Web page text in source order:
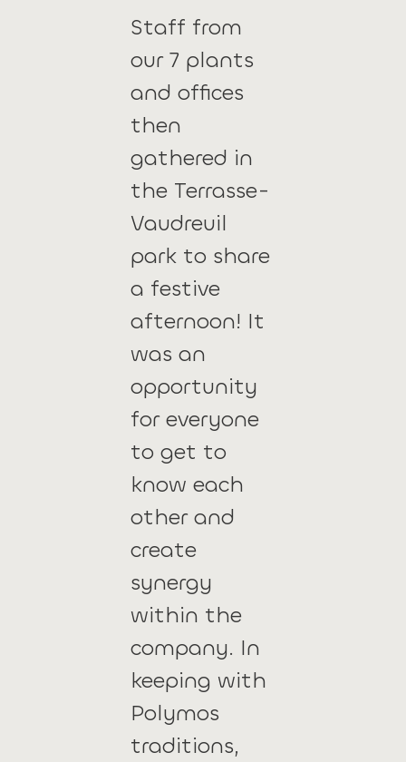
Staff from
our 7 plants
and offices
then
gathered in
the Terrasse-
Vaudreuil
park to share
a festive
afternoon! It
was an
opportunity
for everyone
to get to
know each
other and
create
synergy
within the
company. In
keeping with
Polymos
traditions,